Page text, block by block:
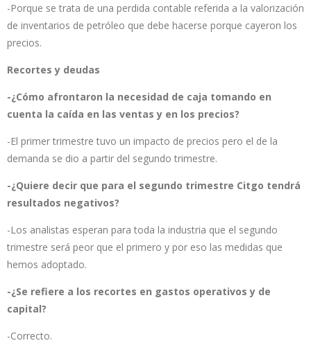
-Porque se trata de una perdida contable referida a la valorización
de inventarios de petróleo que debe hacerse porque cayeron los
precios.
Recortes y deudas
-¿Cómo afrontaron la necesidad de caja tomando en
cuenta la caída en las ventas y en los precios?
-El primer trimestre tuvo un impacto de precios pero el de la
demanda se dio a partir del segundo trimestre.
-¿Quiere decir que para el segundo trimestre Citgo tendrá
resultados negativos?
-Los analistas esperan para toda la industria que el segundo
trimestre será peor que el primero y por eso las medidas que
hemos adoptado.
-¿Se refiere a los recortes en gastos operativos y de
capital?
-Correcto.